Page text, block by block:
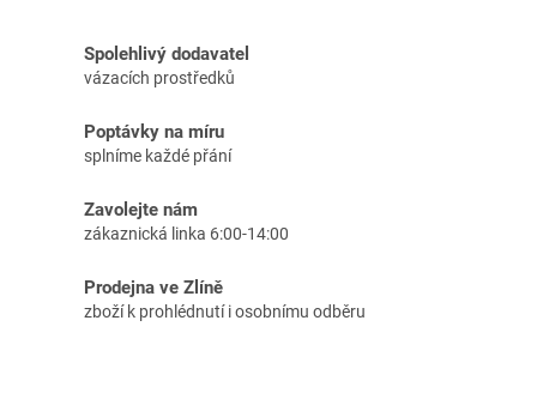
Spolehlivý dodavatel
vázacích prostředků
Poptávky na míru
splníme každé přání
Zavolejte nám
zákaznická linka 6:00-14:00
Prodejna ve Zlíně
zboží k prohlédnutí i osobnímu odběru